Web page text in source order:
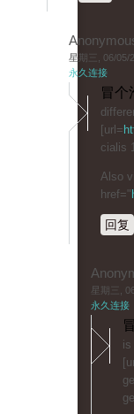
星期三, 06/05/
永久连接
冒个
[url=
cialis
Also
href="
回复
星期三,
永久连接
is